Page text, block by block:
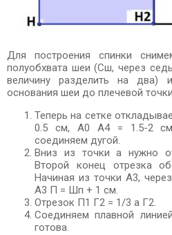
Для построения спинки
полуобхвата шеи (Сш, через
величину разделить на
основания шеи до плечевой
Теперь на сетке
0.5 см, А0 А4 = 1.5-2
соединяем дугой.
Вниз из точки а нужно
Второй конец отрезка
Начиная из точки А3,
А3 П = Шп + 1 см.
Отрезок П1 Г2 = 1/3 а Г2.
Соединяем плавной
готова.